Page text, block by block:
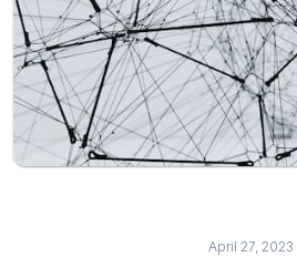
April 27, 2023